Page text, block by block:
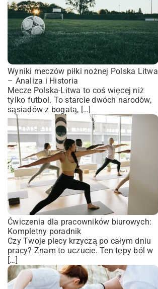
Wyniki meczów piłki nożnej Polska Litwa
– Analiza i Historia
Mecze Polska-Litwa to coś więcej niż
tylko futbol. To starcie dwóch narodów,
sąsiadów z bogatą, […]
Ćwiczenia dla pracowników biurowych:
Kompletny poradnik
Czy Twoje plecy krzyczą po całym dniu
pracy? Znam to uczucie. Ten tępy ból w
[…]